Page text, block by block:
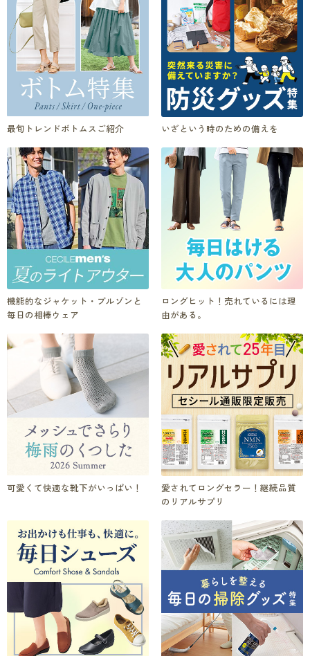
最旬トレンドボトムスご紹介 いざという時のための備えを
機能的なジャケット・ブルゾンと
毎日の相棒ウェア
ロングヒット！売れているには理
由がある。
可愛くて快適な靴下がいっぱい！
愛されてロングセラー！継続品質
のリアルサプリ